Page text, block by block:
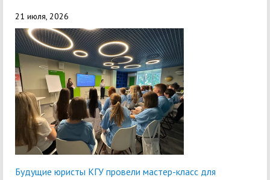
21 июля, 2026
Будущие юристы КГУ провели мастер-класс для